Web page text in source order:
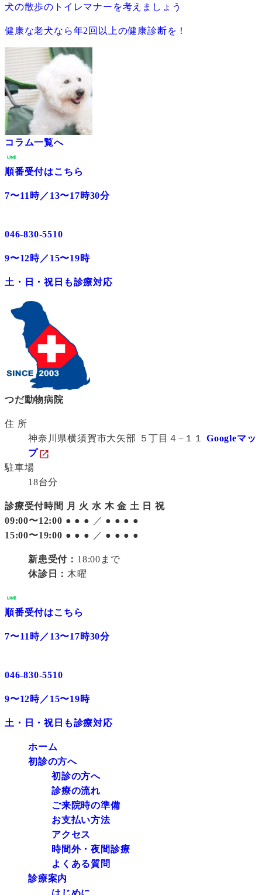
犬の散歩のトイレマナーを考えましょう
健康な老犬なら年2回以上の健康診断を！
コラム一覧へ
順番受付はこちら
7〜11時／13〜17時30分
046-830-5510
9〜12時／15〜19時
土・日・祝日も診療対応
つだ動物病院
住 所
神奈川県横須賀市大矢部 ５丁目４−１１ Googleマッ
プ
駐車場
18台分
診療受付時間 月 火 水 木 金 土 日 祝
09:00〜12:00 ● ● ● ／ ● ● ● ●
15:00〜19:00 ● ● ● ／ ● ● ● ●
新患受付： 18:00まで
休診日：木曜
順番受付はこちら
7〜11時／13〜17時30分
046-830-5510
9〜12時／15〜19時
土・日・祝日も診療対応
ホーム
初診の方へ
初診の方へ
診療の流れ
ご来院時の準備
お支払い方法
アクセス
時間外・夜間診療
よくある質問
診療案内